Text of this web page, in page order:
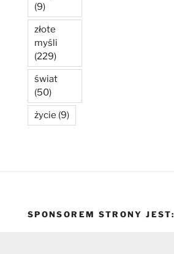
(9)
złote
myśli
(229)
świat
(50)
życie (9)
SPONSOREM STRONY JEST: